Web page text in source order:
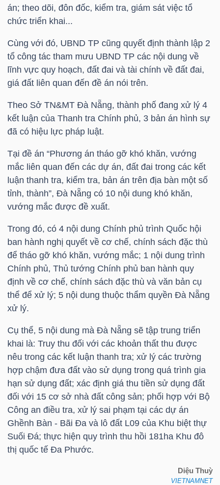
án; theo dõi, đôn đốc, kiểm tra, giám sát việc tổ
chức triển khai...
Cùng với đó, UBND TP cũng quyết định thành lập 2
tổ công tác tham mưu UBND TP các nội dung về
lĩnh vực quy hoạch, đất đai và tài chính về đất đai,
giá đất liên quan đến đề án nói trên.
Theo Sở TN&MT Đà Nẵng, thành phố đang xử lý 4
kết luận của Thanh tra Chính phủ, 3 bản án hình sự
đã có hiệu lực pháp luật.
Tại đề án “Phương án tháo gỡ khó khăn, vướng
mắc liên quan đến các dự án, đất đai trong các kết
luận thanh tra, kiểm tra, bản án trên địa bàn một số
tỉnh, thành”, Đà Nẵng có 10 nội dung khó khăn,
vướng mắc được đề xuất.
Trong đó, có 4 nội dung Chính phủ trình Quốc hội
ban hành nghị quyết về cơ chế, chính sách đặc thù
để tháo gỡ khó khăn, vướng mắc; 1 nội dung trình
Chính phủ, Thủ tướng Chính phủ ban hành quy
định về cơ chế, chính sách đặc thù và văn bản cụ
thể để xử lý; 5 nội dung thuộc thẩm quyền Đà Nẵng
xử lý.
Cụ thể, 5 nội dung mà Đà Nẵng sẽ tập trung triển
khai là: Truy thu đối với các khoản thất thu được
nêu trong các kết luận thanh tra; xử lý các trường
hợp chậm đưa đất vào sử dụng trong quá trình gia
hạn sử dụng đất; xác định giá thu tiền sử dụng đất
đối với 15 cơ sở nhà đất công sản; phối hợp với Bộ
Công an điều tra, xử lý sai phạm tại các dự án
Ghềnh Bàn - Bãi Đa và lô đất L09 của Khu biệt thự
Suối Đá; thực hiện quy trình thu hồi 181ha Khu đô
thị quốc tế Đa Phước.
Diệu Thuỳ
VIETNAMNET
NGÀNH
DOANH
NGHIỆP
PHIẾU
PHÁI
SINH
TRÁI
PHIẾU
CÔNG
CỤ
TƯ
XUẤT
LIỆU
Ngành